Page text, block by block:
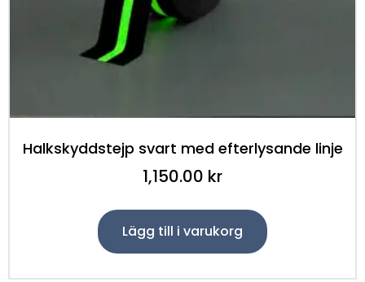
Halkskyddstejp svart med efterlysande linje
1,150.00 kr
Lägg till i varukorg